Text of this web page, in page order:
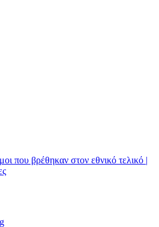
που βρέθηκαν στον εθνικό τελικό |